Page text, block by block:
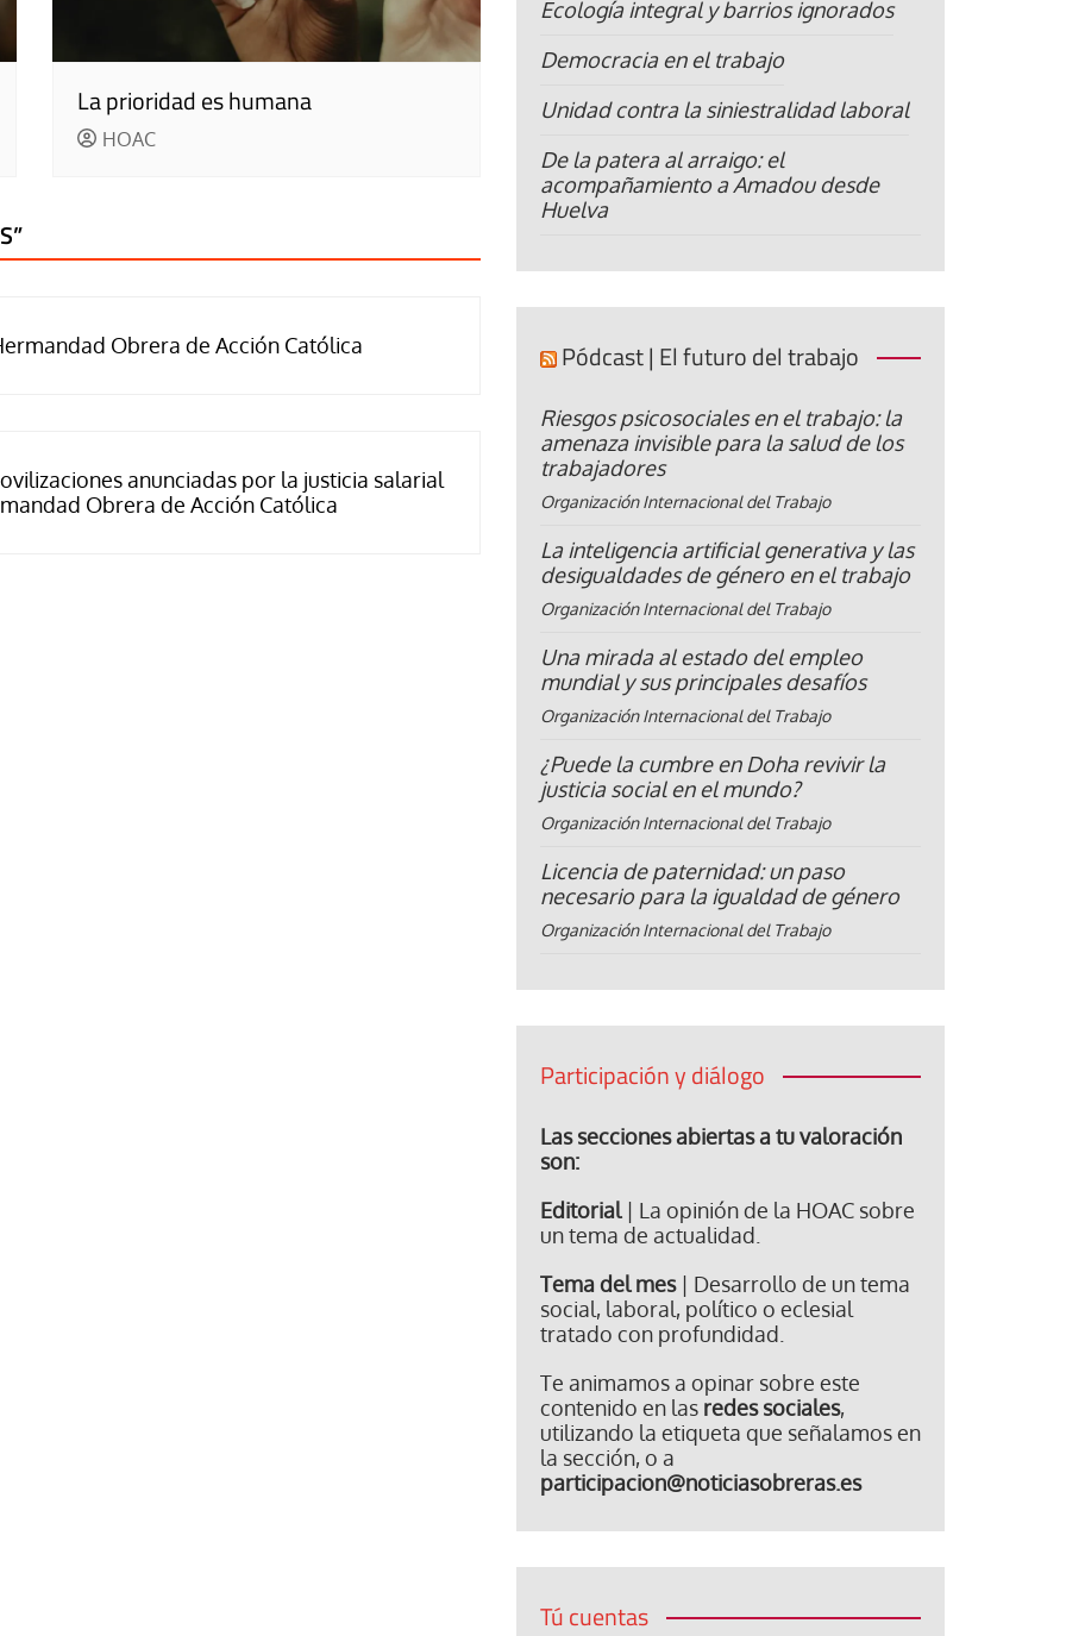
La prioridad es humana
HOAC
”
Obrera de Acción Católica
anunciadas por la justicia salarial
Obrera de Acción Católica
Ecología integral y barrios ignorados
Democracia en el trabajo
Unidad contra la siniestralidad laboral
De la patera al arraigo: el
acompañamiento a Amadou desde
Huelva
Pódcast | El futuro del trabajo
Riesgos psicosociales en el trabajo: la
amenaza invisible para la salud de los
trabajadores
Organización Internacional del Trabajo
La inteligencia artificial generativa y las
desigualdades de género en el trabajo
Organización Internacional del Trabajo
Una mirada al estado del empleo
mundial y sus principales desafíos
Organización Internacional del Trabajo
¿Puede la cumbre en Doha revivir la
justicia social en el mundo?
Organización Internacional del Trabajo
Licencia de paternidad: un paso
necesario para la igualdad de género
Organización Internacional del Trabajo
Participación y diálogo
Las secciones abiertas a tu valoración
son:
Editorial| La opinión de la HOAC sobre
un tema de actualidad.
Tema del mes| Desarrollo de un tema
social, laboral, político o eclesial
tratado con profundidad.
Te animamos a opinar sobre este
contenido en las redes sociales,
utilizando la etiqueta que señalamos en
la sección, o a
participacion@noticiasobreras.es
Tú cuentas